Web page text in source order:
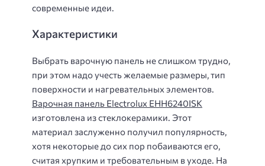
современные идеи.
Характеристики
Выбрать варочную панель не слишком трудно,
при этом надо учесть желаемые размеры, тип
поверхности и нагревательных элементов.
Варочная панель Electrolux EHH6240ISK
изготовлена из стеклокерамики. Этот
материал заслуженно получил популярность,
хотя некоторые до сих пор побаиваются его,
считая хрупким и требовательным в уходе. На